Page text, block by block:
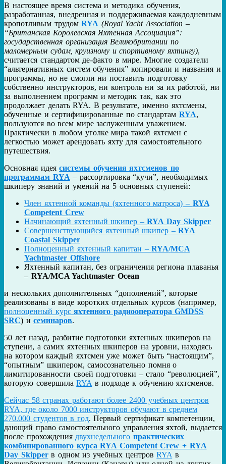
В настоящее время система и методика обучения,
разработанная, внедренная и поддерживаемая каждодневным
кропотливым трудомRYA (Royal Yacht Association –
“Британская Королевская Яхтенная Ассоциация”:
государственная организация Великобритании по
маломерным судам, круизному и спортивному яхтингу),
считается стандартом де-факто в мире. Многие создатели
“альтернативных систем обучения” копировали и названия и
программы, но не смогли ни поставить подготовку
собственно инструкторов, ни контроль ни за их работой, ни
за выполнением программ и методик так, как это
продолжает делать RYA. В результате, именно яхтсмены,
обученные и сертифицированные по стандартам RYA,
пользуются во всем мире заслуженным уважением.
Практически в любом уголке мира такой яхтсмен с
легкостью может арендовать яхту для самостоятельного
путешествия.
Основная идеясистемы обучения яхтсменов по
программам RYA – рассортировка “кучи”, необходимых
шкиперу знаний и умений на 5 основных ступеней:
Член яхтенной команды (яхтенного матроса) – RYA
Competent Crew
Начинающий яхтенный шкипер –RYA Day Skipper
Совершенствующийся яхтенный шкипер –RYA
Coastal Skipper
Полноценный яхтенный капитан –RYA/MCA
Yachtmaster Offshore
Яхтенный капитан, без ограничения региона плаванья
– RYA/MCA Yachtmaster Ocean
и нескольких дополнительных “дополнений”, которые
реализованы в виде коротких отдельных курсов (например,
полноценный курсяхтенного радиооператора GMDSS
SRC) исеминаров.
50 лет назад, разбитие подготовки яхтенных шкиперов на
ступени, а самих яхтенных шкиперов на уровни, находясь
на котором каждый яхтсмен уже может быть “настоящим”,
“опытным” шкипером, самосознательно помня о
лимитированности своей подготовки – стало “революцией”,
которую совершилаRYA в подходе к обучению яхтсменов.
Сейчас 58 странах работают более 2400 учебных центров
RYA, где около 7000 инструкторов обучают в среднем
270.000 студентов в год. Первый сертификат компетенции,
дающий право самостоятельного управления яхтой, выдается
после прохождения двухнедельного практических
комбинированного курса RYA Competent Crew + RYA
Day Skipperв одном из учебных центровRYA в